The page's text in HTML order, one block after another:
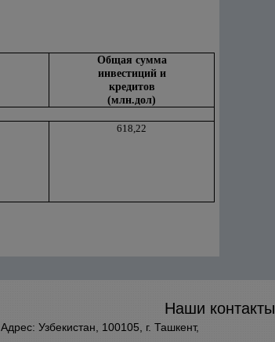
Общая сумма
инвестиций и
кредитов
(млн.дол)
618,22
Наши контакты
Адрес: Узбекистан, 100105, г. Ташкент,